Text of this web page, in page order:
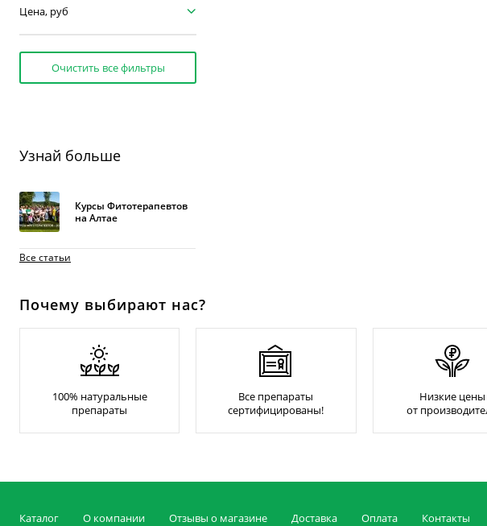
Цена, руб
Очистить все фильтры
Узнай больше
Курсы Фитотерапевтов
на Алтае
Все статьи
Почему выбирают нас?
100% натуральные
препараты
Все препараты
сертифицированы!
Низкие цены
от
Каталог О компании Отзывы о магазине Доставка Оплата Контакты